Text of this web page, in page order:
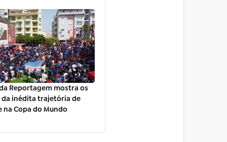
Reportagem mostra os
inédita trajetória de
na Copa do Mundo